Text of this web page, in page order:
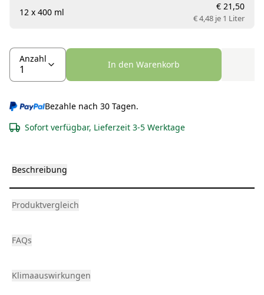
12 x 400 ml
€ 21,50
€ 4,48 je 1 Liter
Anzahl
In den Warenkorb
Bezahle nach 30 Tagen.
Sofort verfügbar, Lieferzeit 3-5 Werktage
Beschreibung
Produktvergleich
FAQs
Klimaauswirkungen